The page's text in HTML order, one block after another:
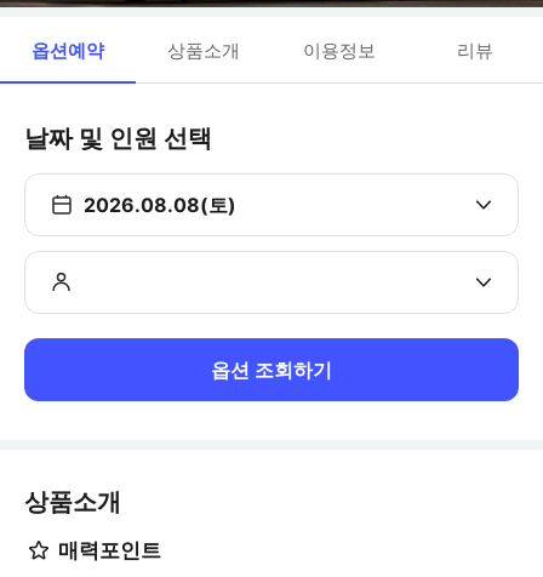
옵션예약 상품소개 이용정보 리뷰
날짜 및 인원 선택
2026.08.08(토)
옵션 조회하기
상품소개
매력포인트